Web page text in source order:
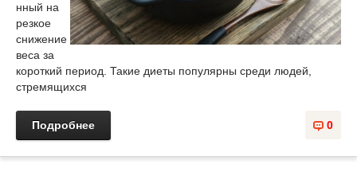
нный на
резкое
снижение
веса за
короткий период. Такие диеты популярны среди людей,
стремящихся
0
Подробнее